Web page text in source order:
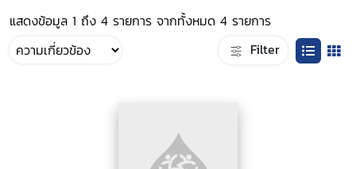
แสดงข้อมูล 1 ถึง 4 รายการ จากทั้งหมด 4 รายการ
Filter